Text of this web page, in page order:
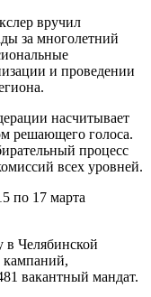
вручил
за многолетний
и проведении
насчитывает
решающего голоса.
процесс
всех уровней.
по 17 марта
в Челябинской
кампаний,
вакантный мандат.